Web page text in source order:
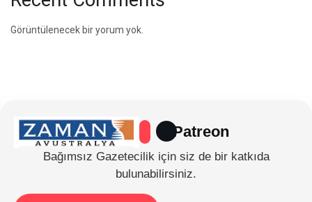
Görüntülenecek bir yorum yok.
Patreon
Bağımsız Gazetecilik için siz de bir katkıda
bulunabilirsiniz.